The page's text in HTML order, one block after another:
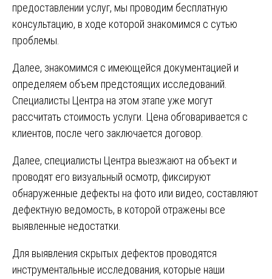
предоставлении услуг, мы проводим бесплатную
консультацию, в ходе которой знакомимся с сутью
проблемы.
Далее, знакомимся с имеющейся документацией и
определяем объем предстоящих исследований.
Специалисты Центра на этом этапе уже могут
рассчитать стоимость услуги. Цена обговаривается с
клиентов, после чего заключается договор.
Далее, специалисты Центра выезжают на объект и
проводят его визуальный осмотр, фиксируют
обнаруженные дефекты на фото или видео, составляют
дефектную ведомость, в которой отражены все
выявленные недостатки.
Для выявления скрытых дефектов проводятся
инструментальные исследования, которые наши